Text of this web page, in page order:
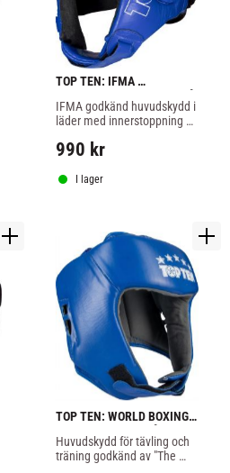
TOP TEN: IFMA
HUVUDSKYDD I LÄDER BLÅ
IFMA godkänd huvudskydd i
läder med innerstoppning
stötdämpande
990 kr
I lager
TOP TEN: WORLD BOXING
HUVUDSKYDD - BLÅ
Huvudskydd för tävling och
träning godkänd av "The